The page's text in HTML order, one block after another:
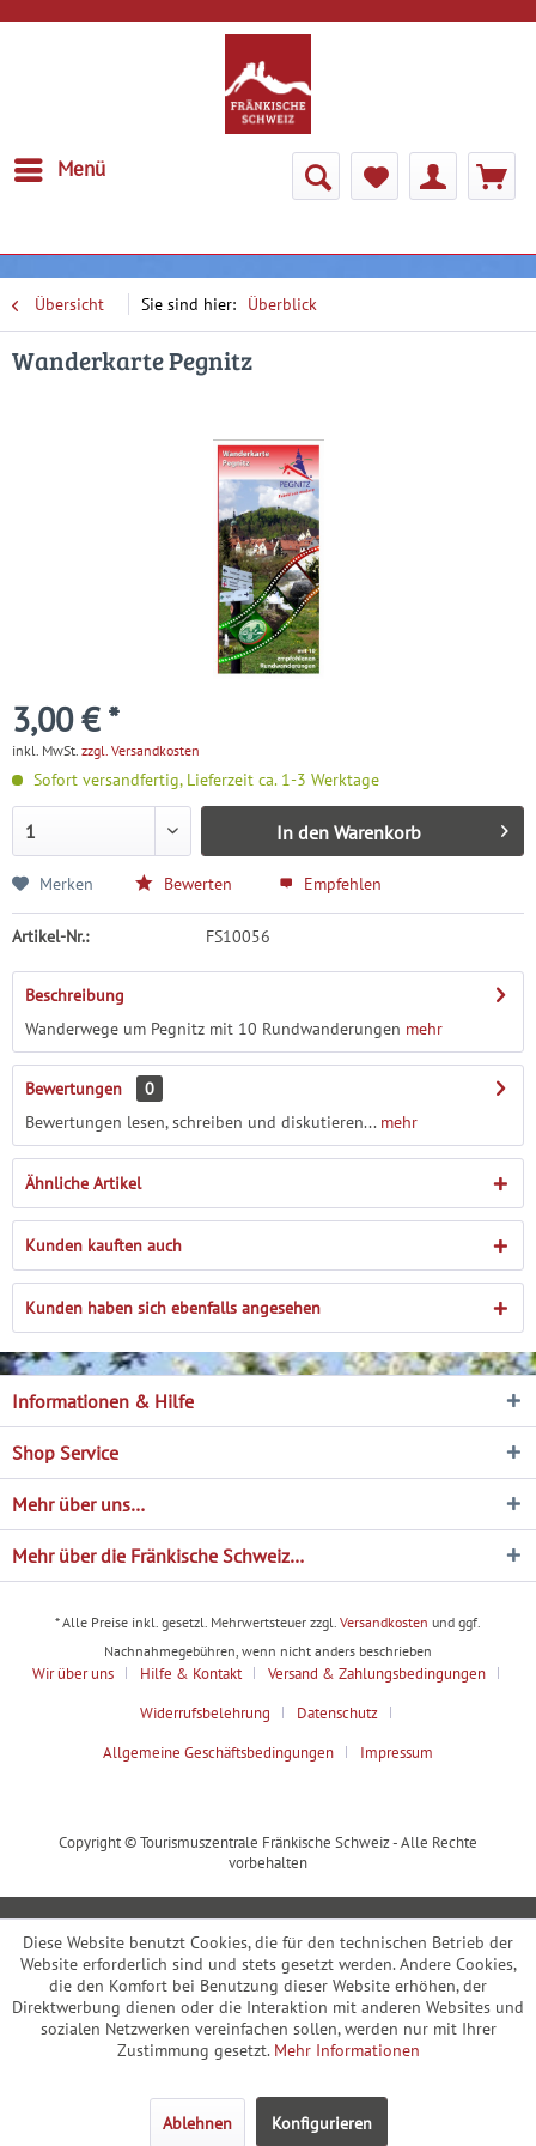
Menü
Übersicht Überblick
Wanderkarte Pegnitz
3,00 € *
inkl. MwSt. zzgl. Versandkosten
Sofort versandfertig, Lieferzeit ca. 1-3 Werktage
In den Warenkorb
Merken Bewerten Empfehlen
Artikel-Nr.: FS10056
Beschreibung
Wanderwege um Pegnitz mit 10 Rundwanderungen mehr
Bewertungen
0
Bewertungen lesen, schreiben und diskutieren...mehr
Ähnliche Artikel
Kunden kauften auch
Kunden haben sich ebenfalls angesehen
Informationen & Hilfe
Shop Service
Mehr über uns…
Mehr über die Fränkische Schweiz…
* Alle Preise inkl. gesetzl. Mehrwertsteuer zzgl. Versandkosten und ggf.
Nachnahmegebühren, wenn nicht anders beschrieben
Wir über uns Hilfe & Kontakt
Versand & Zahlungsbedingungen
Widerrufsbelehrung
Datenschutz
Allgemeine Geschäftsbedingungen
Impressum
Copyright © Tourismuszentrale Fränkische Schweiz - Alle Rechte
vorbehalten
Diese Website benutzt Cookies, die für den technischen Betrieb der
Website erforderlich sind und stets gesetzt werden. Andere Cookies,
die den Komfort bei Benutzung dieser Website erhöhen, der
Direktwerbung dienen oder die Interaktion mit anderen Websites und
sozialen Netzwerken vereinfachen sollen, werden nur mit Ihrer
Zustimmung gesetzt. Mehr Informationen
Ablehnen Konfigurieren